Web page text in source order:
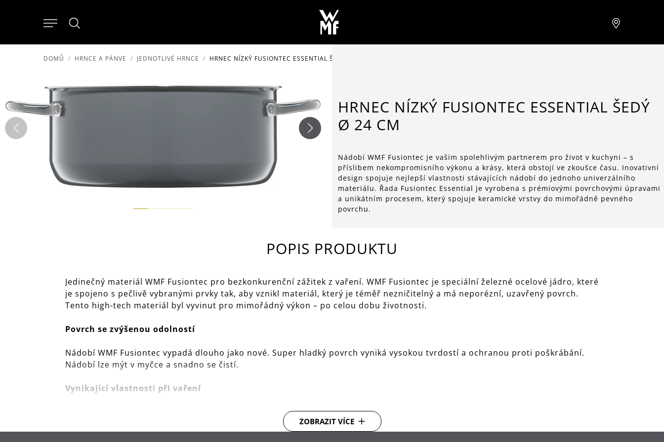
DOMŮ HRNCE A PÁNVE JEDNOTLIVÉ HRNCE HRNEC NÍZKÝ FUSIONTEC ESSENTIAL ŠEDÝ Ø 24 CM
HRNEC NÍZKÝ FUSIONTEC ESSENTIAL ŠEDÝ
Ø 24 CM
Nádobí WMF Fusiontec je vaším spolehlivým partnerem pro život v kuchyni – s
příslibem nekompromisního výkonu a krásy, která obstojí ve zkoušce času. Inovativní
design spojuje nejlepší vlastnosti stávajících nádobí do jednoho univerzálního
materiálu. Řada Fusiontec Essential je vyrobena s prémiovými povrchovými úpravami
a unikátním procesem, který spojuje keramické vrstvy do mimořádně pevného
povrchu.
POPIS PRODUKTU
Jedinečný materiál WMF Fusiontec pro bezkonkurenční zážitek z vaření. WMF Fusiontec je speciální železné ocelové jádro, které
je spojeno s pečlivě vybranými prvky tak, aby vznikl materiál, který je téměř nezničitelný a má neporézní, uzavřený povrch.
Tento high-tech materiál byl vyvinut pro mimořádný výkon – po celou dobu životnosti.
Povrch se zvýšenou odolností
Nádobí WMF Fusiontec vypadá dlouho jako nové. Super hladký povrch vyniká vysokou tvrdostí a ochranou proti poškrábání.
Nádobí lze mýt v myčce a snadno se čistí.
Vynikající vlastnosti při vaření
Bez ohledu na to, zda připravujete guláš nebo steak pečený na pánvi, WMF Fusiontec zajistí, že i náročná jídla budou mít
úspěch. Excelentní vedení a distribuce tepla poskytují při vaření vynikající výkon.
ZOBRAZIT VÍCE